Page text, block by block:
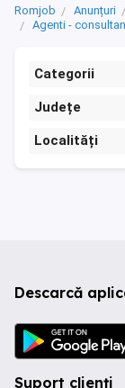
Romjob Anunțuri
Agenti -
Categorii
Județe
Localități
Descarcă
Suport clienți